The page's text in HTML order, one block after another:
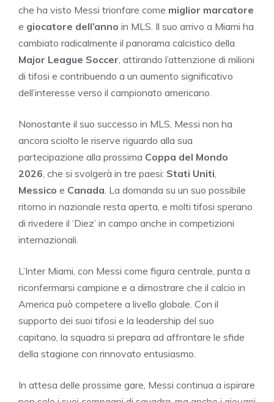
che ha visto Messi trionfare come miglior marcatore
e giocatore dell’anno in MLS. Il suo arrivo a Miami ha
cambiato radicalmente il panorama calcistico della
Major League Soccer , attirando l’attenzione di milioni
di tifosi e contribuendo a un aumento significativo
dell’interesse verso il campionato americano.
Nonostante il suo successo in MLS, Messi non ha
ancora sciolto le riserve riguardo alla sua
partecipazione alla prossima Coppa del Mondo
2026 , che si svolgerà in tre paesi: Stati Uniti
Messico e Canada . La domanda su un suo possibile
ritorno in nazionale resta aperta, e molti tifosi sperano
di rivedere il ‘Diez’ in campo anche in competizioni
internazionali.
L’Inter Miami, con Messi come figura centrale, punta a
riconfermarsi campione e a dimostrare che il calcio in
America può competere a livello globale. Con il
supporto dei suoi tifosi e la leadership del suo
capitano, la squadra si prepara ad affrontare le sfide
della stagione con rinnovato entusiasmo.
In attesa delle prossime gare, Messi continua a ispirare